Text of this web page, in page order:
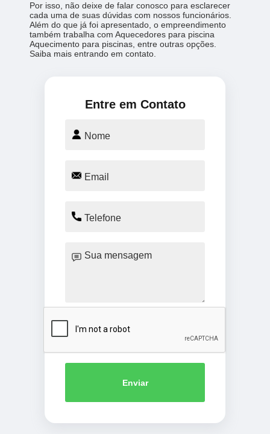
Por isso, não deixe de falar conosco para esclarecer
cada uma de suas dúvidas com nossos funcionários.
Além do que já foi apresentado, o empreendimento
também trabalha com Aquecedores para piscina
Aquecimento para piscinas, entre outras opções.
Saiba mais entrando em contato.
Entre em Contato
Enviar